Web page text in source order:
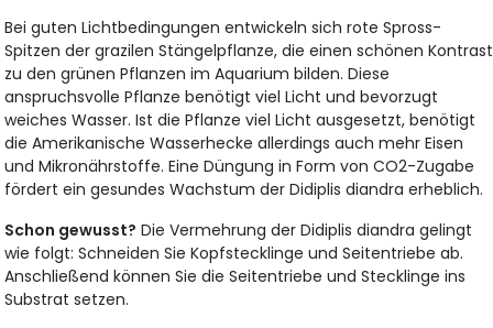
Bei guten Lichtbedingungen entwickeln sich rote Spross-
Spitzen der grazilen Stängelpflanze, die einen schönen Kontrast
zu den grünen Pflanzen im Aquarium bilden. Diese
anspruchsvolle Pflanze benötigt viel Licht und bevorzugt
weiches Wasser. Ist die Pflanze viel Licht ausgesetzt, benötigt
die Amerikanische Wasserhecke allerdings auch mehr Eisen
und Mikronährstoffe. Eine Düngung in Form von CO2-Zugabe
fördert ein gesundes Wachstum der Didiplis diandra erheblich.
Schon gewusst? Die Vermehrung der Didiplis diandra gelingt
wie folgt: Schneiden Sie Kopfstecklinge und Seitentriebe ab.
Anschließend können Sie die Seitentriebe und Stecklinge ins
Substrat setzen.